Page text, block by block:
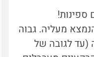
מעליה. גבוה
(עד לגובה של